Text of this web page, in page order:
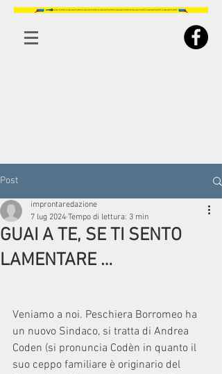
Post
GUAI A TE, SE TI SENTO
LAMENTARE …
improntaredazione
7 lug 2024 Tempo di lettura: 3 min
Veniamo a noi. Peschiera Borromeo ha
un nuovo Sindaco, si tratta di Andrea
Coden (si pronuncia Codèn in quanto il
suo ceppo familiare è originario del